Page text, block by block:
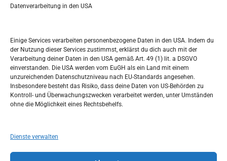
Datenverarbeitung in den USA
Einige Services verarbeiten personenbezogene Daten in den USA. Indem du
der Nutzung dieser Services zustimmst, erklärst du dich auch mit der
Verarbeitung deiner Daten in den USA gemäß Art. 49 (1) lit. a DSGVO
einverstanden. Die USA werden vom EuGH als ein Land mit einem
unzureichenden Datenschutzniveau nach EU-Standards angesehen.
Insbesondere besteht das Risiko, dass deine Daten von US-Behörden zu
Kontroll- und Überwachungszwecken verarbeitet werden, unter Umständen
ohne die Möglichkeit eines Rechtsbehelfs.
Dienste verwalten
JUNI 2026
M D M D F S
1 2 3 4 5 6
8 9 10 11 12 13 14
22 23
29 30